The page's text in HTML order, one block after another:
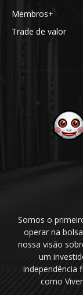
Membros+
Trade de valor
Somos o
operar na
nossa visão
um
independência
como